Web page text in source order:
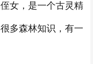
女，是一个古灵精
多森林知识，有一